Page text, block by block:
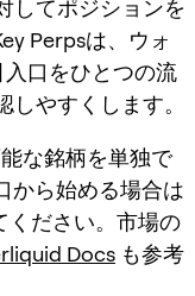
してポジションを
Perpsは、ウォ
口をひとつの流
やすくします。
な銘柄を単独で
から始める場合は
ください。市場の
Docs も参考